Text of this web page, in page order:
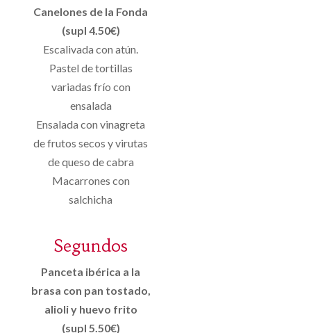
Canelones de la Fonda
(supl 4.50€)
Escalivada con atún.
Pastel de tortillas
variadas frío con
ensalada
Ensalada con vinagreta
de frutos secos y virutas
de queso de cabra
Macarrones con
salchicha
Segundos
Panceta ibérica a la
brasa con pan tostado,
alioli y huevo frito
(supl 5.50€)